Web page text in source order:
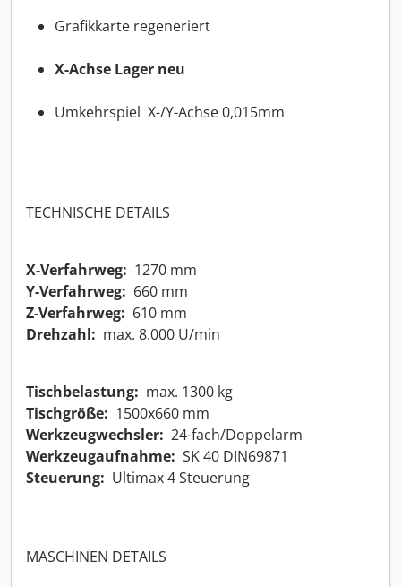
Grafikkarte regeneriert
X-Achse Lager neu
Umkehrspiel X-/Y-Achse 0,015mm
TECHNISCHE DETAILS
X-Verfahrweg: 1270 mm
Y-Verfahrweg: 660 mm
Z-Verfahrweg: 610 mm
Drehzahl: max. 8.000 U/min
Tischbelastung: max. 1300 kg
Tischgröße: 1500x660 mm
Werkzeugwechsler: 24-fach/Doppelarm
Werkzeugaufnahme: SK 40 DIN69871
Steuerung: Ultimax 4 Steuerung
MASCHINEN DETAILS